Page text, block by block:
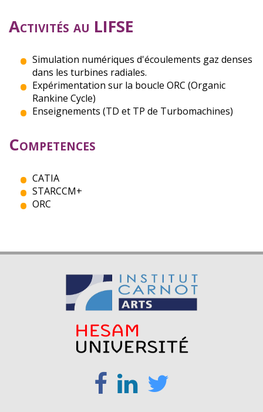
Activités au LIFSE
Simulation numériques d'écoulements gaz denses
dans les turbines radiales.
Expérimentation sur la boucle ORC (Organic
Rankine Cycle)
Enseignements (TD et TP de Turbomachines)
Competences
CATIA
STARCCM+
ORC